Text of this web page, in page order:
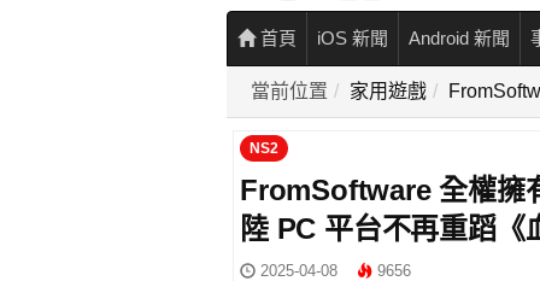
首頁 iOS 新聞 Android 新聞
當前位置 家用遊戲
NS2
FromSoftware 全權擁
陸 PC 平台不再重蹈《
2025-04-08 9656